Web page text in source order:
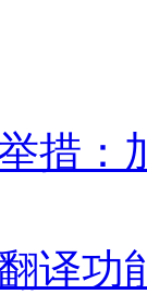
措：
译功